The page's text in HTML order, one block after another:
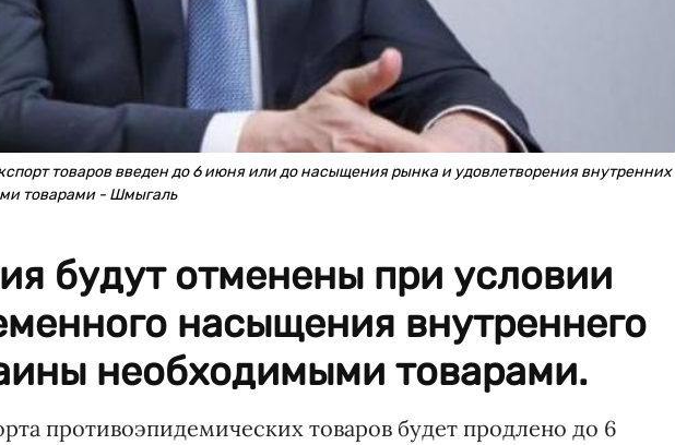
товаров введен до 6 июня или до насыщения рынка и удовлетворения внутренних
товарами - Шмыгаль
будут отменены при условии
насыщения внутреннего
необходимыми товарами.
противоэпидемических товаров будет продлено до 6